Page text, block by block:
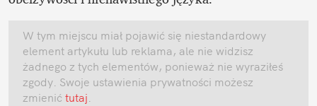
W tym miejscu miał pojawić się niestandardowy
element artykułu lub reklama, ale nie widzisz
żadnego z tych elementów, ponieważ nie wyraziłeś
zgody. Swoje ustawienia prywatności możesz
zmienić tutaj.